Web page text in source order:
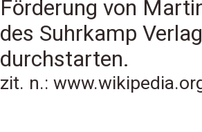
Förderung von
des Suhrkamp
durchstarten.
zit. n.: